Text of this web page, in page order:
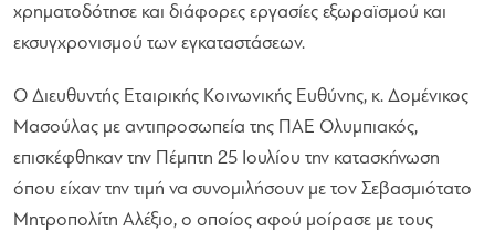
χρηματοδότησε και διάφορες εργασίες εξωραϊσμού και
εκσυγχρονισμού των εγκαταστάσεων.
Ο Διευθυντής Εταιρικής Κοινωνικής Ευθύνης, κ. Δομένικος
Μασούλας με αντιπροσωπεία της ΠΑΕ Ολυμπιακός,
επισκέφθηκαν την Πέμπτη 25 Ιουλίου την κατασκήνωση
όπου είχαν την τιμή να συνομιλήσουν με τον Σεβασμιότατο
Μητροπολίτη Αλέξιο, ο οποίος αφού μοίρασε με τους